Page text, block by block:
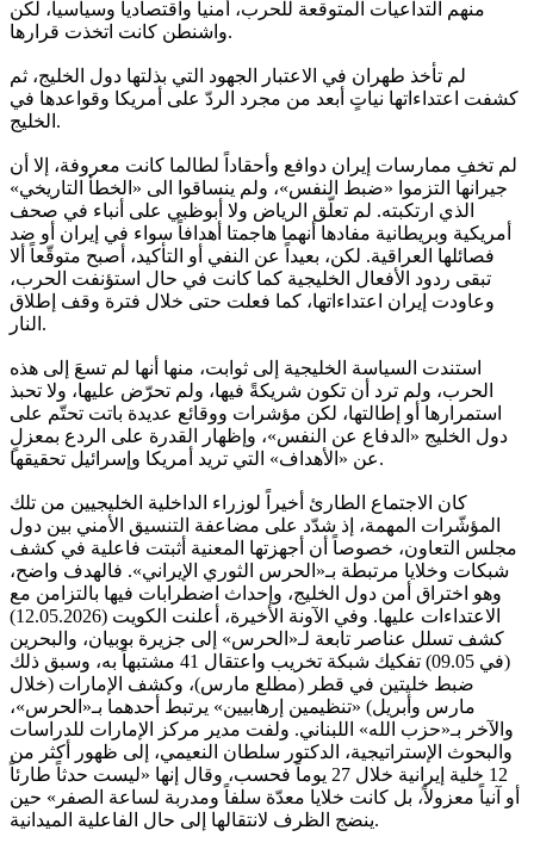
منهم التداعيات المتوقعة للحرب، أمنياً واقتصادياً وسياسياً، لكن
واشنطن كانت اتخذت قرارها.
لم تأخذ طهران في الاعتبار الجهود التي بذلتها دول الخليج، ثم
كشفت اعتداءاتها نياتٍ أبعد من مجرد الردّ على أمريكا وقواعدها في
الخليج.
لم تخفِ ممارسات إيران دوافع وأحقاداً لطالما كانت معروفة، إلا أن
جيرانها التزموا «ضبط النفس»، ولم ينساقوا الى «الخطأ التاريخي»
الذي ارتكبته. لم تعلّق الرياض ولا أبوظبي على أنباء في صحف
أمريكية وبريطانية مفادها أنهما هاجمتا أهدافاً سواء في إيران أو ضد
فصائلها العراقية. لكن، بعيداً عن النفي أو التأكيد، أصبح متوقّعاً ألا
تبقى ردود الأفعال الخليجية كما كانت في حال استؤنفت الحرب،
وعاودت إيران اعتداءاتها، كما فعلت حتى خلال فترة وقف إطلاق
النار.
استندت السياسة الخليجية إلى ثوابت، منها أنها لم تسعَ إلى هذه
الحرب، ولم ترد أن تكون شريكةً فيها، ولم تحرّض عليها، ولا تحبذ
استمرارها أو إطالتها، لكن مؤشرات ووقائع عديدة باتت تحتّم على
دول الخليج «الدفاع عن النفس»، وإظهار القدرة على الردع بمعزلٍ
عن «الأهداف» التي تريد أمريكا وإسرائيل تحقيقها.
كان الاجتماع الطارئ أخيراً لوزراء الداخلية الخليجيين من تلك
المؤشّرات المهمة، إذ شدّد على مضاعفة التنسيق الأمني بين دول
مجلس التعاون، خصوصاً أن أجهزتها المعنية أثبتت فاعلية في كشف
شبكات وخلايا مرتبطة بـ«الحرس الثوري الإيراني». فالهدف واضح،
وهو اختراق أمن دول الخليج، وإحداث اضطرابات فيها بالتزامن مع
الاعتداءات عليها. وفي الآونة الأخيرة، أعلنت الكويت (12.05.2026)
كشف تسلل عناصر تابعة لـ«الحرس» إلى جزيرة بوبيان، والبحرين
(في 09.05) تفكيك شبكة تخريب واعتقال 41 مشتبهاً به، وسبق ذلك
ضبط خليتين في قطر (مطلع مارس)، وكشف الإمارات (خلال
مارس وأبريل) «تنظيمين إرهابيين» يرتبط أحدهما بـ«الحرس»،
والآخر بـ«حزب الله» اللبناني. ولفت مدير مركز الإمارات للدراسات
والبحوث الإستراتيجية، الدكتور سلطان النعيمي، إلى ظهور أكثر من
12 خلية إيرانية خلال 27 يوماً فحسب، وقال إنها «ليست حدثاً طارئاً
أو آنياً معزولاً، بل كانت خلايا معدّة سلفاً ومدربة لساعة الصفر» حين
ينضج الظرف لانتقالها إلى حال الفاعلية الميدانية.